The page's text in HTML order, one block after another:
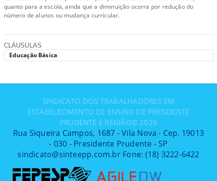
quanto para a escola, ainda que a diminuição ocorra por redução do
número de alunos ou mudança curricular.
CLÁUSULAS
Educação Básica
SINDICATO DOS TRABALHADORES EM
ESTABELECIMENTO DE ENSINO DE PRESIDENTE
PRUDENTE E REGIÃO© 2026
Rua Siqueira Campos, 1687 - Vila Nova - Cep. 19013
- 030 - Presidente Prudente - SP
sindicato@sinteepp.com.br Fone: (18) 3222-6422